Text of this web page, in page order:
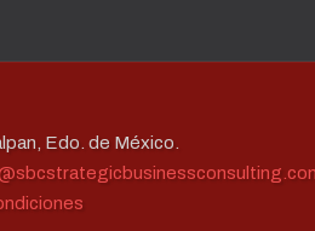
Edo. de México.